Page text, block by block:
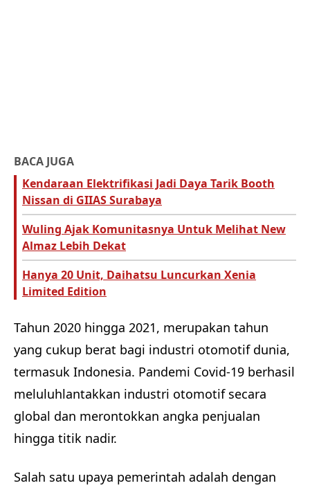
BACA JUGA
Kendaraan Elektrifikasi Jadi Daya Tarik Booth
Nissan di GIIAS Surabaya
Wuling Ajak Komunitasnya Untuk Melihat New
Almaz Lebih Dekat
Hanya 20 Unit, Daihatsu Luncurkan Xenia
Limited Edition
Tahun 2020 hingga 2021, merupakan tahun
yang cukup berat bagi industri otomotif dunia,
termasuk Indonesia. Pandemi Covid-19 berhasil
meluluhlantakkan industri otomotif secara
global dan merontokkan angka penjualan
hingga titik nadir.
Salah satu upaya pemerintah adalah dengan